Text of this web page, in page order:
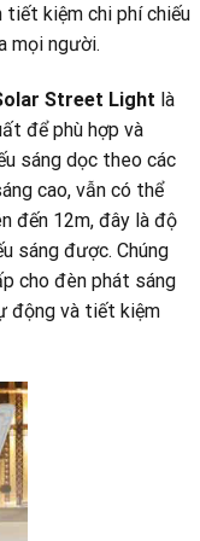
kiệm chi phí chiếu
mọi người.
Street Light là
để phù hợp và
sáng dọc theo các
cao, vẫn có thể
đến 12m, đây là độ
sáng được. Chúng
cho đèn phát sáng
động và tiết kiệm